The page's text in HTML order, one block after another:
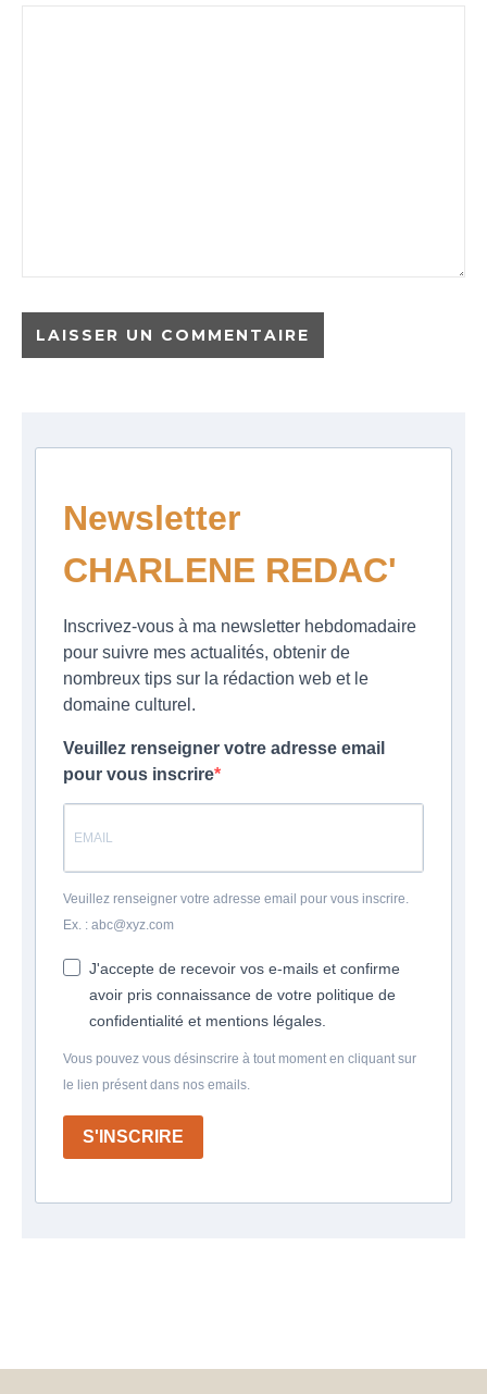
Newsletter
CHARLENE REDAC'
Inscrivez-vous à ma newsletter hebdomadaire
pour suivre mes actualités, obtenir de
nombreux tips sur la rédaction web et le
domaine culturel.
Veuillez renseigner votre adresse email
pour vous inscrire
Veuillez renseigner votre adresse email pour vous inscrire.
Ex. : abc@xyz.com
J'accepte de recevoir vos e-mails et confirme
avoir pris connaissance de votre politique de
confidentialité et mentions légales.
Vous pouvez vous désinscrire à tout moment en cliquant sur
le lien présent dans nos emails.
S'INSCRIRE